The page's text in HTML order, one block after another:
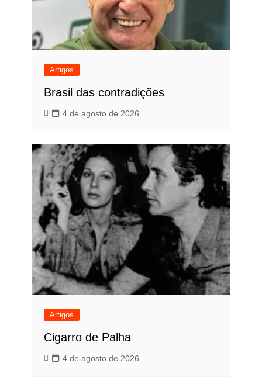
Artigos
Brasil das contradições
4 de agosto de 2026
Artigos
Cigarro de Palha
4 de agosto de 2026